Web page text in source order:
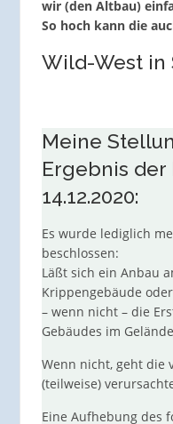
wir (den Altbau)
So hoch kann die
Wild-West in
Meine
Ergebnis der
14.12.2020:
Es wurde lediglich
beschlossen:
Läßt sich ein Anbau
Krippengebäude oder
– wenn nicht – die
Gebäudes im
Wenn nicht, geht die
(teilweise)
Eine Aufhebung des